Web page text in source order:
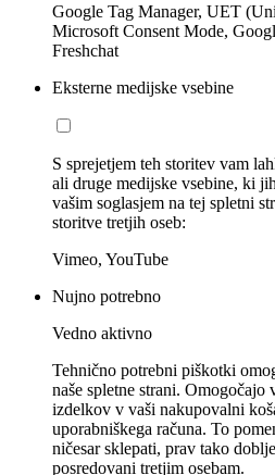
Google Tag Manager, UET
Microsoft Consent Mode,
Freshchat
Eksterne medijske vsebine
S sprejetjem teh storitev vam
ali druge medijske vsebine, ki
vašim soglasjem na tej spletni
storitve tretjih oseb:
Vimeo, YouTube
Nujno potrebno
Vedno aktivno
Tehnično potrebni piškotki
naše spletne strani. Omogočajo
izdelkov v vaši nakupovalni
uporabniškega računa. To
ničesar sklepati, prav tako
posredovani tretjim osebam.